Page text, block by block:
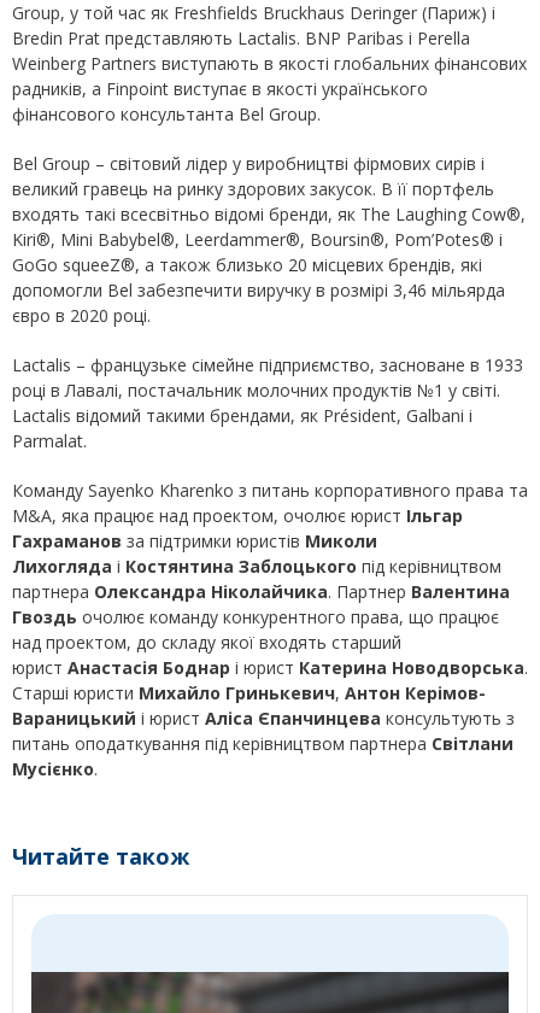
Group, у той час як Freshfields Bruckhaus Deringer (Париж) і
Bredin Prat представляють Lactalis. BNP Paribas і Perella
Weinberg Partners виступають в якості глобальних фінансових
радників, а Finpoint виступає в якості українського
фінансового консультанта Bel Group.
Bel Group – світовий лідер у виробництві фірмових сирів і
великий гравець на ринку здорових закусок. В її портфель
входять такі всесвітньо відомі бренди, як The Laughing Cow®,
Kiri®, Mini Babybel®, Leerdammer®, Boursin®, Pom’Potes® і
GoGo squeeZ®, а також близько 20 місцевих брендів, які
допомогли Bel забезпечити виручку в розмірі 3,46 мільярда
євро в 2020 році.
Lactalis – французьке сімейне підприємство, засноване в 1933
році в Лавалі, постачальник молочних продуктів №1 у світі.
Lactalis відомий такими брендами, як Président, Galbani і
Parmalat.
Команду Sayenko Kharenko з питань корпоративного права та
M&A, яка працює над проектом, очолює юрист Ільгар
Гахраманов за підтримки юристів Миколи
Лихогляда і Костянтина Заблоцького під керівництвом
партнера Олександра Ніколайчика. Партнер Валентина
Гвоздь очолює команду конкурентного права, що працює
над проектом, до складу якої входять старший
юрист Анастасія Боднар і юрист Катерина Новодворська.
Старші юристи Михайло Гринькевич, Антон Керімов-
Вараницький і юрист Аліса Єпанчинцева консультують з
питань оподаткування під керівництвом партнера Світлани
Мусієнко.
Читайте також